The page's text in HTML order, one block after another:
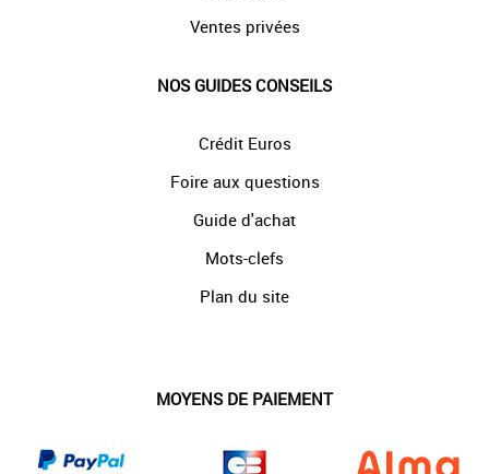
Ventes privées
NOS GUIDES CONSEILS
Crédit Euros
Foire aux questions
Guide d'achat
Mots-clefs
Plan du site
MOYENS DE PAIEMENT